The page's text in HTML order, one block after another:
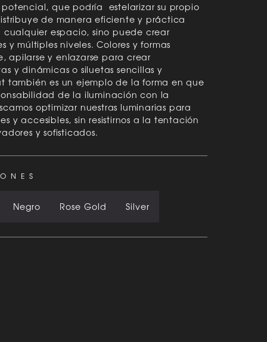
que podría estelarizar su propio
de manera eficiente y práctica
cualquier espacio, sino puede crear
y múltiples niveles. Colores y formas
apilarse y enlazarse para crear
y dinámicas o siluetas sencillas y
también es un ejemplo de la forma en que
de la iluminación con la
optimizar nuestras luminarias para
y accesibles, sin resistirnos a la tentación
y sofisticados.
Negro Rose Gold Silver